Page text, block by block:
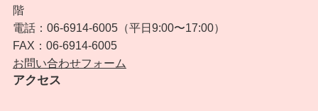
階
電話：06-6914-6005（平日9:00〜17:00）
FAX：06-6914-6005
お問い合わせフォーム
アクセス